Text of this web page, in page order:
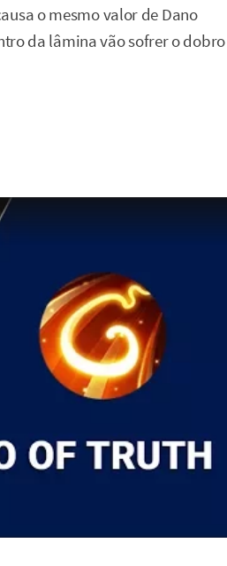
o mesmo valor de Dano
da lâmina vão sofrer o dobro